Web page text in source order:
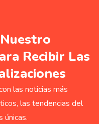
Recibir Las
las noticias más
las tendencias del
únicas.